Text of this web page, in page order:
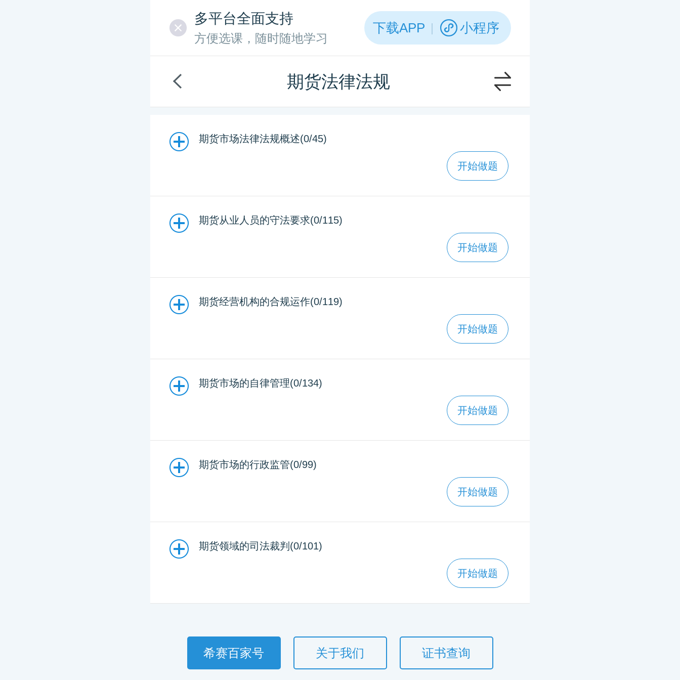
多平台全面支持
方便选课，随时随地学习
下载APP 小程序
期货法律法规
期货市场法律法规概述(0/45)
开始做题
期货从业人员的守法要求(0/115)
开始做题
期货经营机构的合规运作(0/119)
开始做题
期货市场的自律管理(0/134)
开始做题
期货市场的行政监管(0/99)
开始做题
期货领域的司法裁判(0/101)
开始做题
希赛百家号 关于我们 证书查询